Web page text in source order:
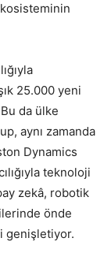
25.000 yeni
da ülke
aynı zamanda
Dynamics
teknoloji
zekâ, robotik
önde
genişletiyor.